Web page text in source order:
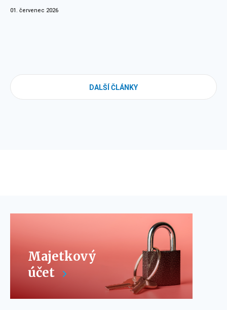
01. červenec 2026
DALŠÍ ČLÁNKY
Majetkový
účet